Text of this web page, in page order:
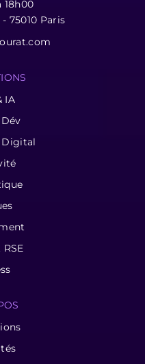
18h00
75010 Paris
IA
RSE